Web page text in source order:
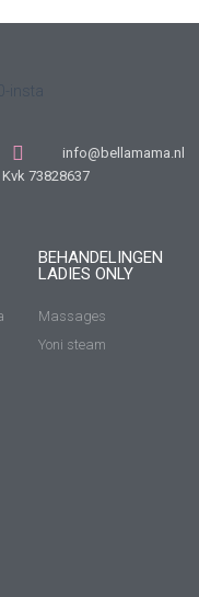
info@bellamama.nl
Kvk 73828637
BEHANDELINGEN
LADIES ONLY
Massages
Yoni steam